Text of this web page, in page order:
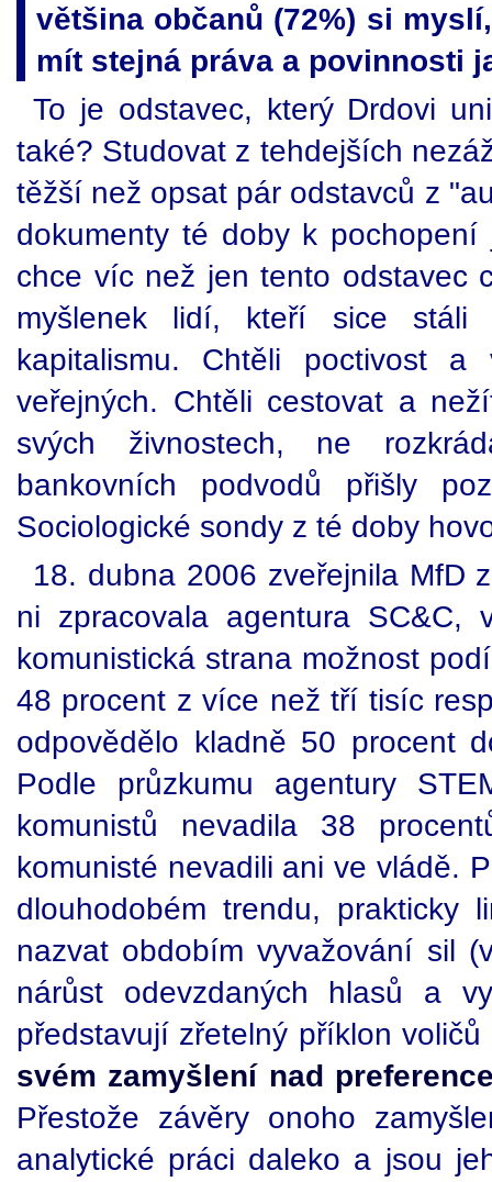
většina občanů (72%) si
mít stejná práva a povinnosti
To je odstavec, který Drdovi
také? Studovat z tehdejších
těžší než opsat pár odstavců z
dokumenty té doby k
chce víc než jen tento odstavec
myšlenek lidí, kteří sice
kapitalismu. Chtěli poctivost
veřejných. Chtěli cestovat a
svých živnostech, ne
bankovních podvodů přišly
Sociologické sondy z té doby
18. dubna 2006 zveřejnila MfD
ni zpracovala agentura
komunistická strana možnost
48 procent z více než tří tisíc
odpovědělo kladně 50 procent
Podle průzkumu agentury
komunistů nevadila 38
komunisté nevadili ani ve vládě.
dlouhodobém trendu,
nazvat obdobím vyvažování sil
nárůst odevzdaných hlasů a
představují zřetelný příklon
svém zamyšlení nad
Přestože závěry onoho
analytické práci daleko a jsou